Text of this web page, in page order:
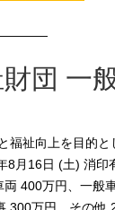
団 一
福祉向上を目的と
8月16日 (土) 消印
400万円、一般
300万円、その他